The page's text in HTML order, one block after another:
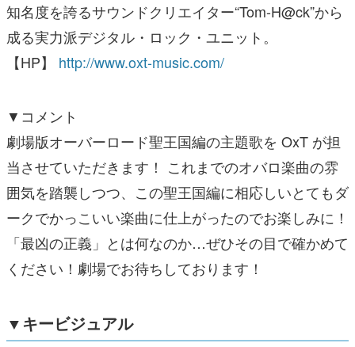
知名度を誇るサウンドクリエイター“Tom-H@ck”から
成る実力派デジタル・ロック・ユニット。
【HP】 http://www.oxt-music.com/
▼コメント
劇場版オーバーロード聖王国編の主題歌を OxT が担
当させていただきます！ これまでのオバロ楽曲の雰
囲気を踏襲しつつ、この聖王国編に相応しいとてもダ
ークでかっこいい楽曲に仕上がったのでお楽しみに！
「最凶の正義」とは何なのか…ぜひその目で確かめて
ください！劇場でお待ちしております！
▼キービジュアル